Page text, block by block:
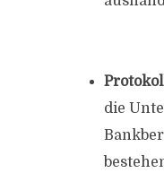
die